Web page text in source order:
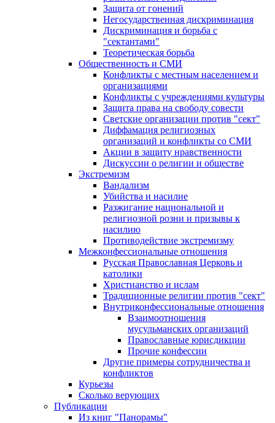
Защита от гонений
Негосударственная дискриминация
Дискриминация и борьба с
"сектантами"
Теоретическая борьба
Общественность и СМИ
Конфликты с местным населением и
организациями
Конфликты с учреждениями культуры
Защита права на свободу совести
Светские организации против "сект"
Диффамация религиозных
организаций и конфликты со СМИ
Акции в защиту нравственности
Дискуссии о религии и обществе
Экстремизм
Вандализм
Убийства и насилие
Разжигание национальной и
религиозной розни и призывы к
насилию
Противодействие экстремизму
Межконфессиональные отношения
Русская Православная Церковь и
католики
Христианство и ислам
Традиционные религии против "сект"
Внутриконфессиональные отношения
Взаимоотношения
мусульманских организаций
Православные юрисдикции
Прочие конфессии
Другие примеры сотрудничества и
конфликтов
Курьезы
Сколько верующих
Публикации
Из книг "Панорамы"